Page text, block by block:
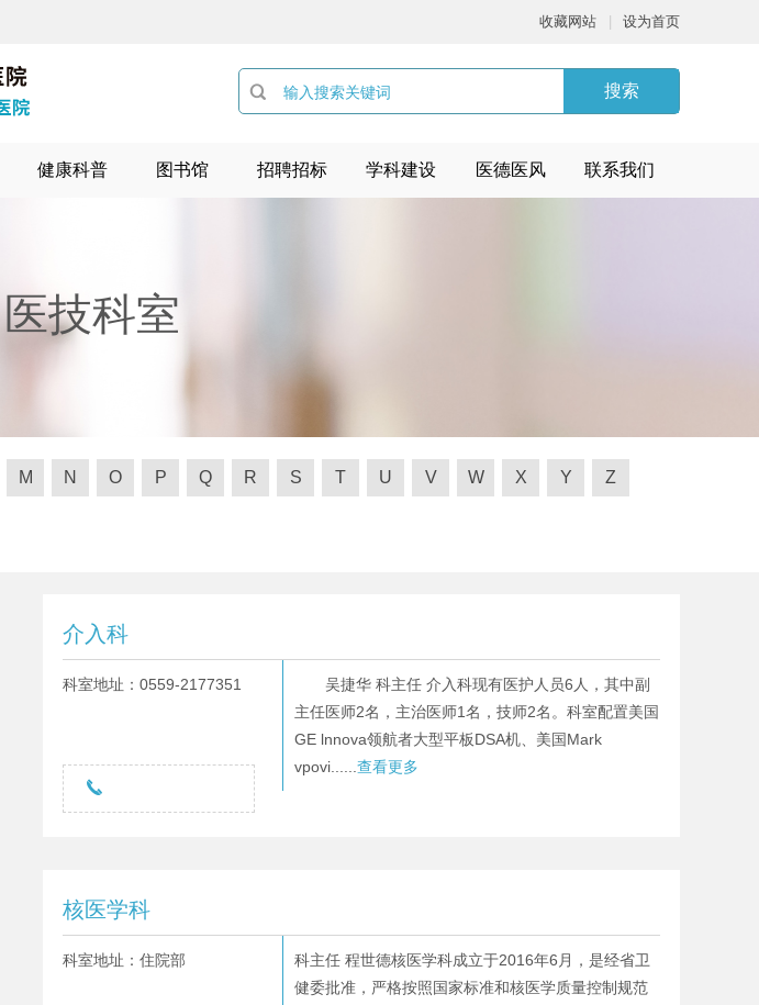
收藏网站 设为首页
 搜索
健康科普 图书馆 招聘招标 学科建设 医德医风 联系我们
医技科室
M N O P Q R S T U V W X Y Z
介入科
科室地址：0559-2177351

吴捷华 科主任 介入科现有医护人员6人，其中副
主任医师2名，主治医师1名，技师2名。科室配置美国
GE lnnova领航者大型平板DSA机、美国Mark
vpovi...... 查看更多
核医学科
科室地址：住院部
科主任 程世德核医学科成立于2016年6月，是经省卫
健委批准，严格按照国家标准和核医学质量控制规范